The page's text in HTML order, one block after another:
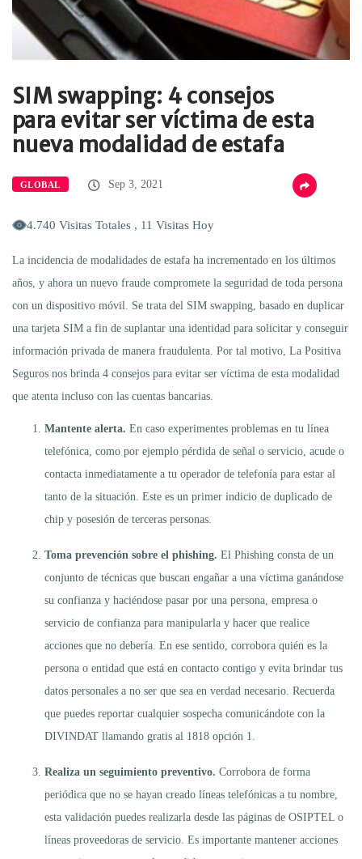
SIM swapping: 4 consejos
para evitar ser víctima de esta
nueva modalidad de estafa
GLOBAL Sep 3, 2021
4.740 Visitas Totales , 11 Visitas Hoy
La incidencia de modalidades de estafa ha incrementado en los últimos
años, y ahora un nuevo fraude compromete la seguridad de toda persona
con un dispositivo móvil. Se trata del SIM swapping, basado en duplicar
una tarjeta SIM a fin de suplantar una identidad para solicitar y conseguir
información privada de manera fraudulenta. Por tal motivo, La Positiva
Seguros nos brinda 4 consejos para evitar ser víctima de esta modalidad
que atenta incluso con las cuentas bancarias.
Mantente alerta. En caso experimentes problemas en tu línea
telefónica, como por ejemplo pérdida de señal o servicio, acude o
contacta inmediatamente a tu operador de telefonía para estar al
tanto de la situación. Este es un primer indicio de duplicado de
chip y posesión de terceras personas.
Toma prevención sobre el phishing. El Phishing consta de un
conjunto de técnicas que buscan engañar a una víctima ganándose
su confianza y haciéndose pasar por una persona, empresa o
servicio de confianza para manipularla y hacer que realice
acciones que no debería. En ese sentido, corrobora quién es la
persona o entidad que está en contacto contigo y evita brindar tus
datos personales a no ser que sea en verdad necesario. Recuerda
que puedes reportar cualquier sospecha comunicándote con la
DIVINDAT llamando gratis al 1818 opción 1.
Realiza un seguimiento preventivo. Corrobora de forma
periódica que no se hayan creado líneas telefónicas a tu nombre,
esta validación puedes realizarla desde las páginas de OSIPTEL o
líneas proveedoras de servicio. Es importante mantener acciones